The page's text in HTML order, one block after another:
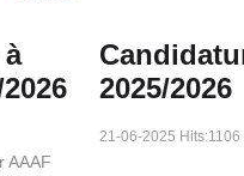
AAAF
2025/2026
21-06-2025 Hits:1106